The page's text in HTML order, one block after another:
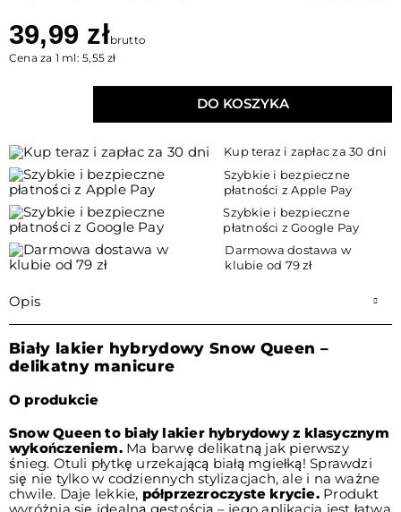
39,99 złbrutto
Cena za 1 ml: 5,55 zł
DO KOSZYKA
Kup teraz i zapłac za 30 dni
Szybkie i bezpieczne
płatności z Apple Pay
Szybkie i bezpieczne
płatności z Google Pay
Darmowa dostawa w
klubie od 79 zł
Opis
Biały lakier hybrydowy Snow Queen –
delikatny manicure
O produkcie
Snow Queen to biały lakier hybrydowy z klasycznym
wykończeniem.Ma barwę delikatną jak pierwszy
śnieg. Otuli płytkę urzekającą białą mgiełką! Sprawdzi
się nie tylko w codziennych stylizacjach, ale i na ważne
chwile. Daje lekkie, półprzezroczyste krycie.Produkt